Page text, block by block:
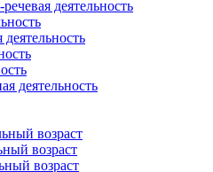
деятельность
деятельность
деятельность
возраст
возраст
возраст